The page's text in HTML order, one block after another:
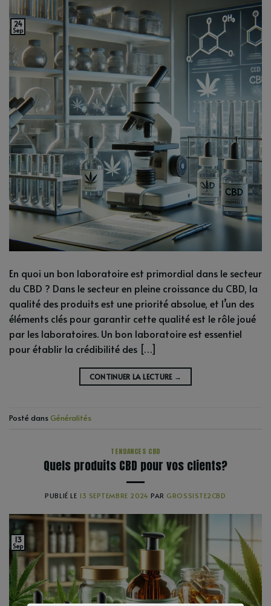
24
Sep
En quoi un bon laboratoire est primordial dans le secteur
du CBD ? Dans le secteur en pleine croissance du CBD, la
qualité des produits est une priorité absolue, et l’un des
éléments clés pour garantir cette qualité est le rôle joué
par les laboratoires. Un bon laboratoire est essentiel
pour établir la crédibilité des […]
CONTINUER LA LECTURE →
Posté dansGénéralités
TENDANCES CBD
Quels produits CBD pour vos clients?
PUBLIÉ LE 13 SEPTEMBRE 2024 PAR GROSSISTE2CBD
13
Sep